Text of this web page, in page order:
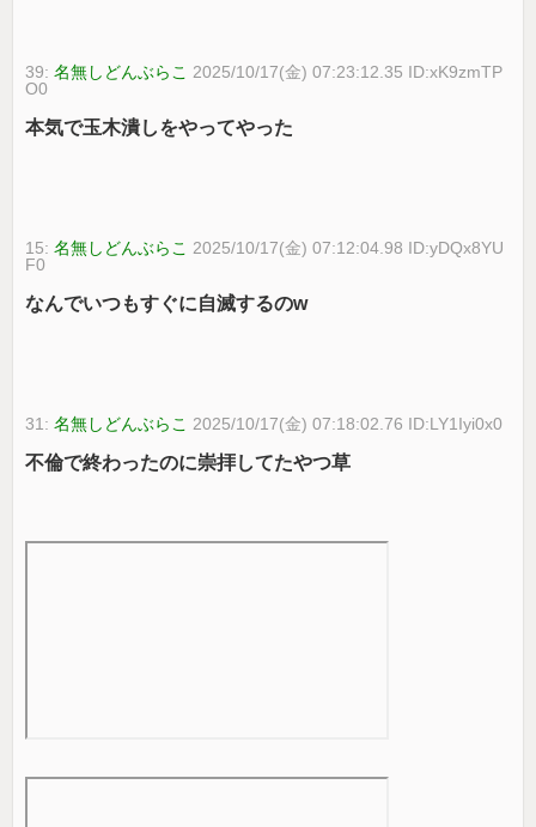
39:名無しどんぶらこ 2025/10/17(金) 07:23:12.35 ID:xK9zmTP
O0
本気で玉木潰しをやってやった
15:名無しどんぶらこ 2025/10/17(金) 07:12:04.98 ID:yDQx8YU
F0
なんでいつもすぐに自滅するのw
31:名無しどんぶらこ 2025/10/17(金) 07:18:02.76 ID:LY1Iyi0x0
不倫で終わったのに崇拝してたやつ草